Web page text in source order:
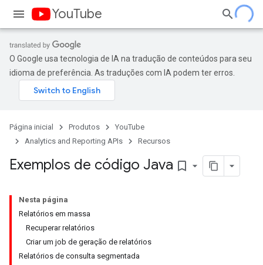
YouTube
O Google usa tecnologia de IA na tradução de conteúdos para seu
idioma de preferência. As traduções com IA podem ter erros.
Página inicial Produtos
YouTube
Analytics and Reporting APIs
Recursos
Exemplos de código Java bookmark_border
Nesta página
Relatórios em massa
Recuperar relatórios
Criar um job de geração de relatórios
Relatórios de consulta segmentada